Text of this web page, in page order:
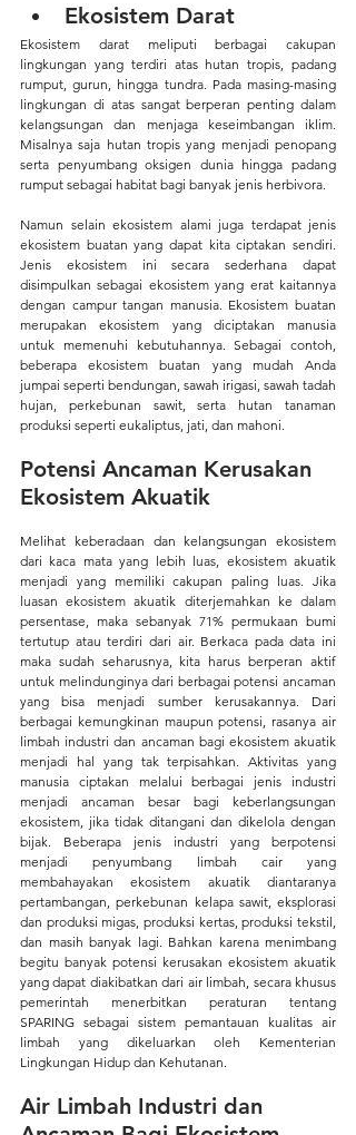
Ekosistem Darat
Ekosistem darat meliputi berbagai cakupan
lingkungan yang terdiri atas hutan tropis, padang
rumput, gurun, hingga tundra. Pada masing-masing
lingkungan di atas sangat berperan penting dalam
kelangsungan dan menjaga keseimbangan iklim.
Misalnya saja hutan tropis yang menjadi penopang
serta penyumbang oksigen dunia hingga padang
rumput sebagai habitat bagi banyak jenis herbivora.
Namun selain ekosistem alami juga terdapat jenis
ekosistem buatan yang dapat kita ciptakan sendiri.
Jenis ekosistem ini secara sederhana dapat
disimpulkan sebagai ekosistem yang erat kaitannya
dengan campur tangan manusia. Ekosistem buatan
merupakan ekosistem yang diciptakan manusia
untuk memenuhi kebutuhannya. Sebagai contoh,
beberapa ekosistem buatan yang mudah Anda
jumpai seperti bendungan, sawah irigasi, sawah tadah
hujan, perkebunan sawit, serta hutan tanaman
produksi seperti eukaliptus, jati, dan mahoni.
Potensi Ancaman Kerusakan
Ekosistem Akuatik
Melihat keberadaan dan kelangsungan ekosistem
dari kaca mata yang lebih luas, ekosistem akuatik
menjadi yang memiliki cakupan paling luas. Jika
luasan ekosistem akuatik diterjemahkan ke dalam
persentase, maka sebanyak 71% permukaan bumi
tertutup atau terdiri dari air. Berkaca pada data ini
maka sudah seharusnya, kita harus berperan aktif
untuk melindunginya dari berbagai potensi ancaman
yang bisa menjadi sumber kerusakannya. Dari
berbagai kemungkinan maupun potensi, rasanya air
limbah industri dan ancaman bagi ekosistem akuatik
menjadi hal yang tak terpisahkan. Aktivitas yang
manusia ciptakan melalui berbagai jenis industri
menjadi ancaman besar bagi keberlangsungan
ekosistem, jika tidak ditangani dan dikelola dengan
bijak. Beberapa jenis industri yang berpotensi
menjadi penyumbang limbah cair yang
membahayakan ekosistem akuatik diantaranya
pertambangan, perkebunan kelapa sawit, eksplorasi
dan produksi migas, produksi kertas, produksi tekstil,
dan masih banyak lagi. Bahkan karena menimbang
begitu banyak potensi kerusakan ekosistem akuatik
yang dapat diakibatkan dari air limbah, secara khusus
pemerintah menerbitkan peraturan tentang
SPARING sebagai sistem pemantauan kualitas air
limbah yang dikeluarkan oleh Kementerian
Lingkungan Hidup dan Kehutanan.
Air Limbah Industri dan